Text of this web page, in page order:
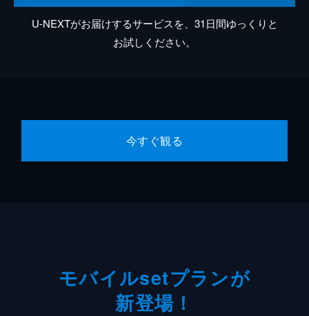
U-NEXTがお届けするサービスを、31日間ゆっくりと
お試しください。
今すぐ観る
モバイルsetプランが
新登場！